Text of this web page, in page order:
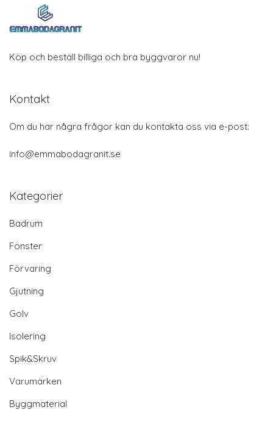
Köp och beställ billiga och bra byggvaror nu!
Kontakt
Om du har några frågor kan du kontakta oss via e-post:
info@emmabodagranit.se
Kategorier
Badrum
Fönster
Förvaring
Gjutning
Golv
Isolering
Spik&Skruv
Varumärken
Byggmaterial